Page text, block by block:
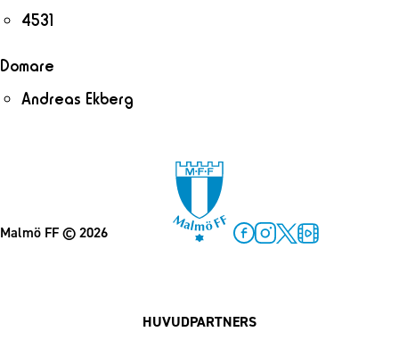
4531
Domare
Andreas Ekberg
Malmö FF© 2026
HUVUDPARTNERS